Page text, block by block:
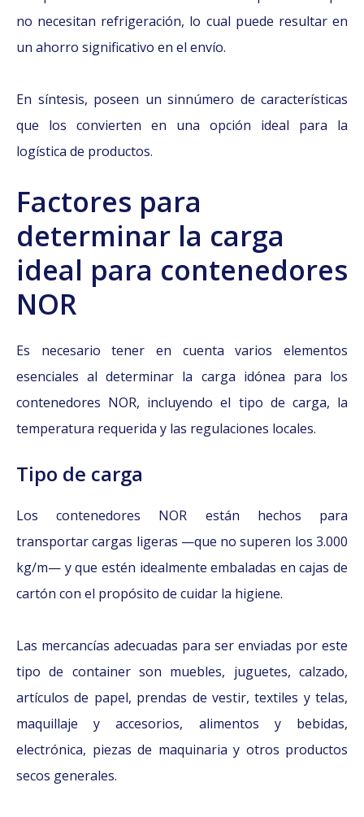
no necesitan refrigeración, lo cual puede resultar en
un ahorro significativo en el envío.
En síntesis, poseen un sinnúmero de características
que los convierten en una opción ideal para la
logística de productos.
Factores para
determinar la carga
ideal para contenedores
NOR
Es necesario tener en cuenta varios elementos
esenciales al determinar la carga idónea para los
contenedores NOR, incluyendo el tipo de carga, la
temperatura requerida y las regulaciones locales.
Tipo de carga
Los contenedores NOR están hechos para
transportar cargas ligeras —que no superen los 3.000
kg/m— y que estén idealmente embaladas en cajas de
cartón con el propósito de cuidar la higiene.
Las mercancías adecuadas para ser enviadas por este
tipo de container son muebles, juguetes, calzado,
artículos de papel, prendas de vestir, textiles y telas,
maquillaje y accesorios, alimentos y bebidas,
electrónica, piezas de maquinaria y otros productos
secos generales.